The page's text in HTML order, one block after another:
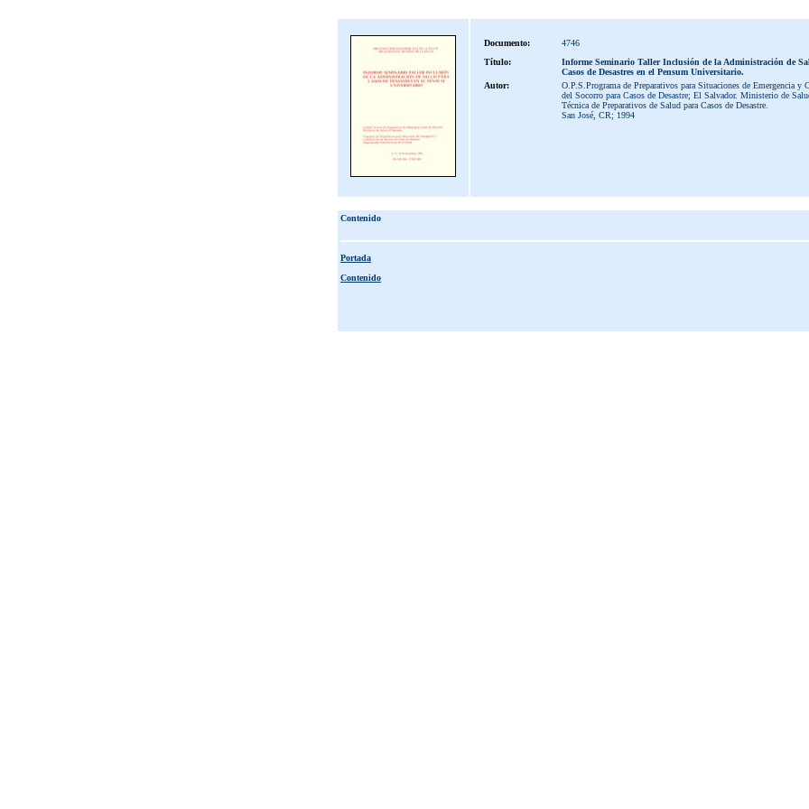
Documento:
4746
Título:
Informe Seminario Taller Inclusión de la Administración de
Casos de Desastres en el Pensum Universitario.
Autor:
O.P.S.Programa de Preparativos para Situaciones de Emergencia y
del Socorro para Casos de Desastre; El Salvador. Ministerio de
Técnica de Preparativos de Salud para Casos de Desastre.
San José, CR; 1994
Contenido
Portada
Contenido